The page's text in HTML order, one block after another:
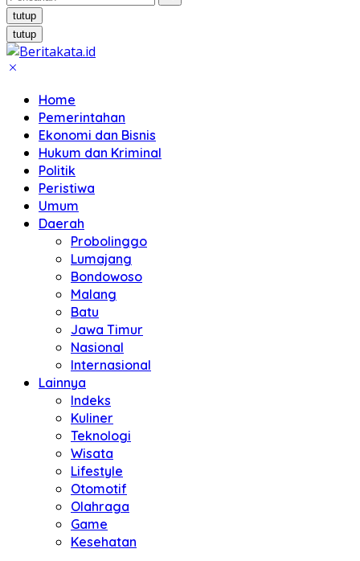
tutup
tutup
Home
Pemerintahan
Ekonomi dan Bisnis
Hukum dan Kriminal
Politik
Peristiwa
Umum
Daerah
Probolinggo
Lumajang
Bondowoso
Malang
Batu
Jawa Timur
Nasional
Internasional
Lainnya
Indeks
Kuliner
Teknologi
Wisata
Lifestyle
Otomotif
Olahraga
Game
Kesehatan